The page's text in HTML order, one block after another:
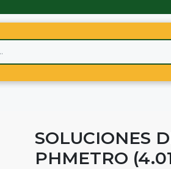
SOLUCIONES
PHMETRO